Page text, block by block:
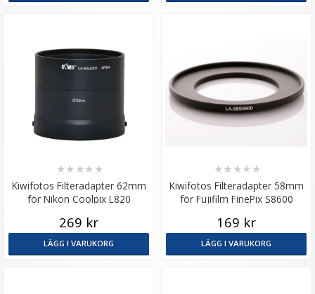
Kiwifotos Filteradapter 62mm
för Nikon Coolpix L820
★★ ★★ ★
269 kr
LÄGG I VARUKORG
Kiwifotos Filteradapter 58mm
för Fujifilm FinePix S8600
★★ ★★ ★
169 kr
LÄGG I VARUKORG